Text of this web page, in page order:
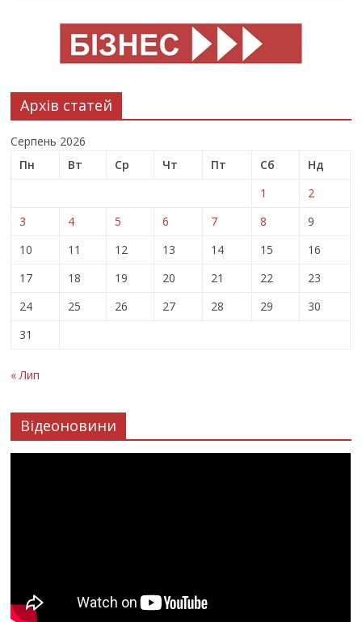
Архів статей
Серпень 2026
Пн
Вт Ср Чт Пт Сб
Нд
1
2
3
4 5 6 7 8
9
10
11 12 13 14 15
16
17
18 19 20 21 22
23
24
25 26 27 28 29
30
31
« Лип
Відеоновини